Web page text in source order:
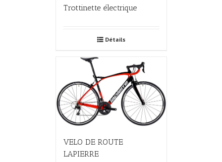
Trottinette électrique
Détails
VELO DE ROUTE
LAPIERRE